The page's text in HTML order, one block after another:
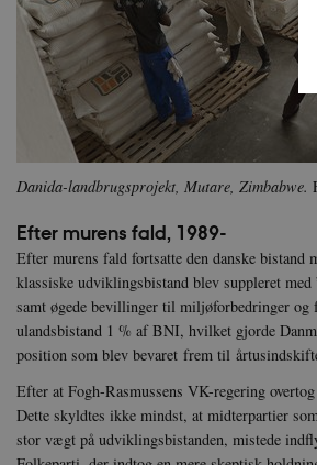
Danida-landbrugsprojekt, Mutare, Zimbabwe.
Efter murens fald, 1989-
Efter murens fald fortsatte den danske bistand
klassiske udviklingsbistand blev suppleret
samt øgede bevillinger til miljøforbedringer og
ulandsbistand 1 % af BNI, hvilket gjorde
position som blev bevaret frem til
Efter at Fogh-Rasmussens VK-regering
Dette skyldtes ikke mindst, at midterpartier
stor vægt på udviklingsbistanden, mistede